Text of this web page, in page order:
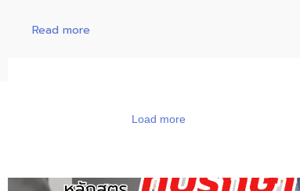
Read more
Load more